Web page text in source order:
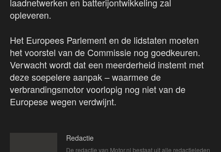
opleveren.
Het Europees Parlement en de lidstaten moeten
het voorstel van de Commissie nog goedkeuren.
Verwacht wordt dat een meerderheid instemt met
deze soepelere aanpak – waarmee de
verbrandingsmotor voorlopig nog niet van de
Europese wegen verdwijnt.
Redactie
De redactie van Motor.nl bestaat uit alle redactieleden